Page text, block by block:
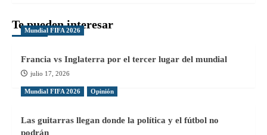
Te pueden interesar
Mundial FIFA 2026
Francia vs Inglaterra por el tercer lugar del mundial
julio 17, 2026
Mundial FIFA 2026 Opinión
Las guitarras llegan donde la política y el fútbol no
podrán